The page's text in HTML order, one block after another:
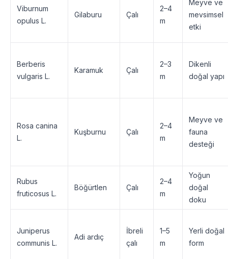
Viburnum
opulus L.
Gilaburu Çalı
2–4
m
Meyve ve
mevsimsel
etki
Berberis
vulgaris L.
Karamuk Çalı
2–3
m
Dikenli
doğal yapı
Rosa canina
L.
Kuşburnu Çalı
2–4
m
Meyve ve
fauna
desteği
Rubus
fruticosus L.
Böğürtlen Çalı
2–4
m
Yoğun
doğal
doku
Juniperus
communis L.
Adi ardıç
İbreli
çalı
1–5
m
Yerli doğal
form